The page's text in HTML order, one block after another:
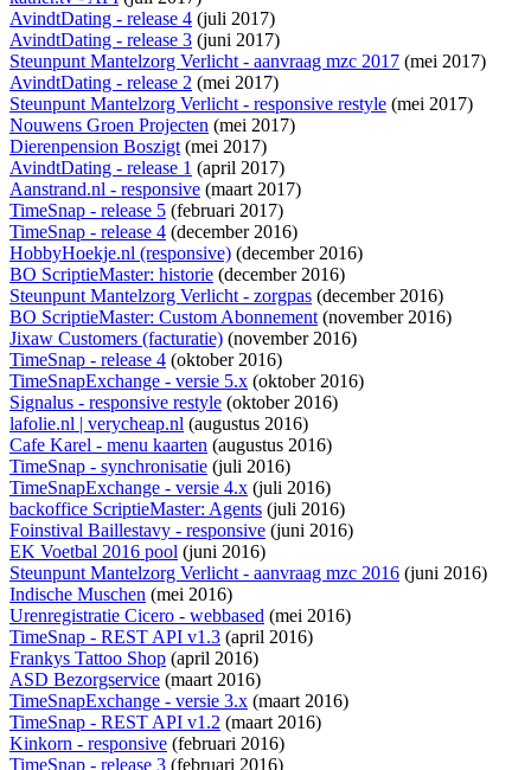
AvindtDating - release 4 (juli 2017)
AvindtDating - release 3 (juni 2017)
Steunpunt Mantelzorg Verlicht - aanvraag mzc 2017 (mei 2017)
AvindtDating - release 2 (mei 2017)
Steunpunt Mantelzorg Verlicht - responsive restyle (mei 2017)
Nouwens Groen Projecten (mei 2017)
Dierenpension Boszigt(mei 2017)
AvindtDating - release 1 (april 2017)
Aanstrand.nl - responsive (maart 2017)
TimeSnap - release 5 (februari 2017)
TimeSnap - release 4 (december 2016)
HobbyHoekje.nl (responsive) (december 2016)
BO ScriptieMaster: historie (december 2016)
Steunpunt Mantelzorg Verlicht - zorgpas (december 2016)
BO ScriptieMaster: Custom Abonnement(november 2016)
Jixaw Customers (facturatie) (november 2016)
TimeSnap - release 4 (oktober 2016)
TimeSnapExchange - versie 5.x (oktober 2016)
Signalus - responsive restyle (oktober 2016)
lafolie.nl | verycheap.nl (augustus 2016)
Cafe Karel - menu kaarten (augustus 2016)
TimeSnap - synchronisatie (juli 2016)
TimeSnapExchange - versie 4.x (juli 2016)
backoffice ScriptieMaster: Agents (juli 2016)
Foinstival Baillestavy - responsive (juni 2016)
EK Voetbal 2016 pool (juni 2016)
Steunpunt Mantelzorg Verlicht - aanvraag mzc 2016 (juni 2016)
Indische Muschen (mei 2016)
Urenregistratie Cicero - webbased (mei 2016)
TimeSnap - REST API v1.3 (april 2016)
Frankys Tattoo Shop (april 2016)
ASD Bezorgservice (maart 2016)
TimeSnapExchange - versie 3.x (maart 2016)
TimeSnap - REST API v1.2 (maart 2016)
Kinkorn - responsive (februari 2016)
TimeSnap - release 3 (februari 2016)